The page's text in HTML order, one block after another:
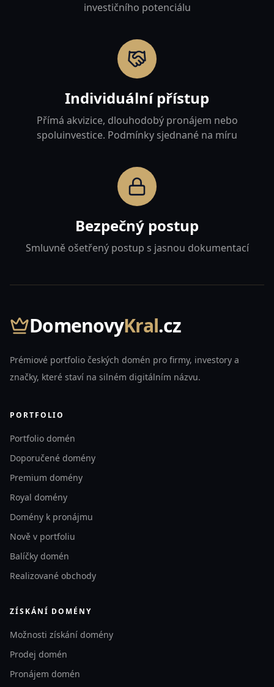
investičního potenciálu
Individuální přístup
Přímá akvizice, dlouhodobý pronájem nebo
spoluinvestice. Podmínky sjednané na míru
Bezpečný postup
Smluvně ošetřený postup s jasnou dokumentací
DomenovyKral.cz
Prémiové portfolio českých domén pro firmy, investory a
značky, které staví na silném digitálním názvu.
PORTFOLIO
Portfolio domén
Doporučené domény
Premium domény
Royal domény
Domény k pronájmu
Nově v portfoliu
Balíčky domén
Realizované obchody
ZÍSKÁNÍ DOMÉNY
Možnosti získání domény
Prodej domén
Pronájem domén